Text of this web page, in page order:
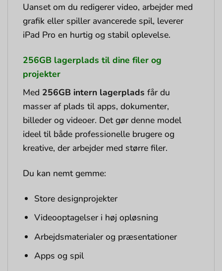
Uanset om du redigerer video, arbejder med
grafik eller spiller avancerede spil, leverer
iPad Pro en hurtig og stabil oplevelse.
256GB lagerplads til dine filer og
projekter
Med 256GB intern lagerplads får du
masser af plads til apps, dokumenter,
billeder og videoer. Det gør denne model
ideel til både professionelle brugere og
kreative, der arbejder med større filer.
Du kan nemt gemme:
Store designprojekter
Videooptagelser i høj opløsning
Arbejdsmaterialer og præsentationer
Apps og spil